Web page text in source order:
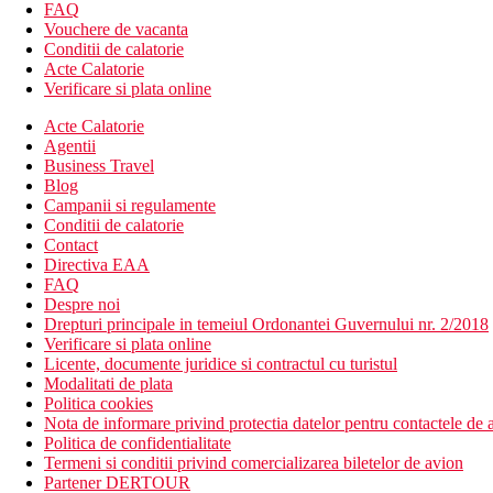
Descrierea plajei
Direct pe plaja cu nisip si pietris (pietris la intrarea in apa)
Sezlonguri, umbrele si bar all inclusive pe plaja hotelurilor
Faimoasa plaja Banana Beach la cativa pasi
Activitati sportive gratuite
Piscina
Clientii se pot bucura de urmatoarele servicii la hotelul sora,
Volei pe plaja
Divertisment (sezonier)
Seri tematice
Muzica live
Activitati sportive contra cost
Centru spa la hotelul sora, Arion Resort
Dieta
All Inclusive (la hotelul sora, Arion Resort): Mic dejun, pranz si
Restaurant principal (bucatarie locala si internationala) - in
Bar in holul hotelului sora Arion Resort
Mesele sunt servite la hotelurile sora Arion Resort/Arion Green
Gustari usoare in timpul zilei
FAQ
Vouchere de vacanta
Conditii de calatorie
Acte Calatorie
Verificare si plata online
Acte Calatorie
Agentii
Business Travel
Blog
Campanii si regulamente
Conditii de calatorie
Contact
Directiva EAA
FAQ
Despre noi
Drepturi principale in temeiul Ordonantei Guvernului nr. 2/2018
Verificare si plata online
Licente, documente juridice si contractul cu turistul
Modalitati de plata
Politica cookies
Nota de informare privind protectia datelor pentru contactele de
Politica de confidentialitate
Termeni si conditii privind comercializarea biletelor de avion
Partener DERTOUR